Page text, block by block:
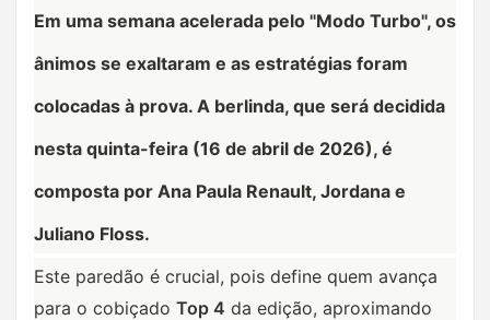
Em uma semana acelerada pelo "Modo Turbo", os
ânimos se exaltaram e as estratégias foram
colocadas à prova. A berlinda, que será decidida
nesta quinta-feira (16 de abril de 2026), é
composta por Ana Paula Renault, Jordana
Juliano Floss.
Este paredão é crucial, pois define quem avança
para o cobiçado Top 4 da edição, aproximando